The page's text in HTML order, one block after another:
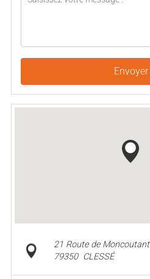
Envoyer
21 Route de Moncoutant
79350 CLESSÉ